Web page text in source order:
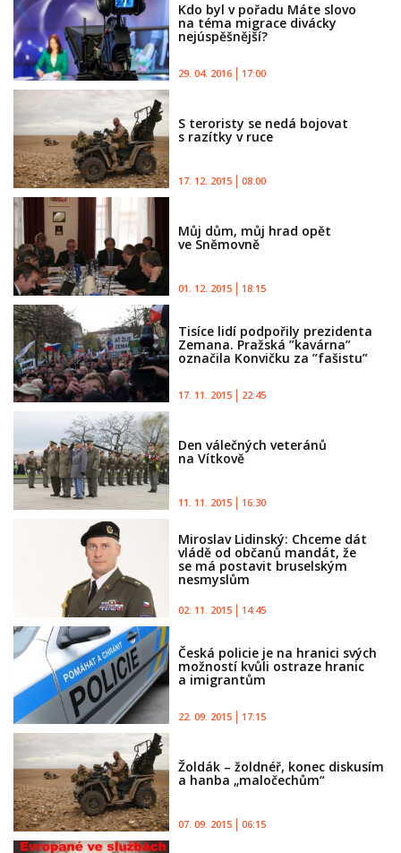
Kdo byl v pořadu Máte slovo
na téma migrace divácky
nejúspěšnější?
29. 04. 2016 17:00
S teroristy se nedá bojovat
s razítky v ruce
17. 12. 2015 08:00
Můj dům, můj hrad opět
ve Sněmovně
01. 12. 2015 18:15
Tisíce lidí podpořily prezidenta
Zemana. Pražská ”kavárna”
označila Konvičku za ”fašistu”
17. 11. 2015 22:45
Den válečných veteránů
na Vítkově
11. 11. 2015 16:30
Miroslav Lidinský: Chceme dát
vládě od občanů mandát, že
se má postavit bruselským
nesmyslům
02. 11. 2015 14:45
Česká policie je na hranici svých
možností kvůli ostraze hranic
a imigrantům
22. 09. 2015 17:15
Žoldák – žoldnéř, konec diskusím
a hanba „maločechům“
07. 09. 2015 06:15